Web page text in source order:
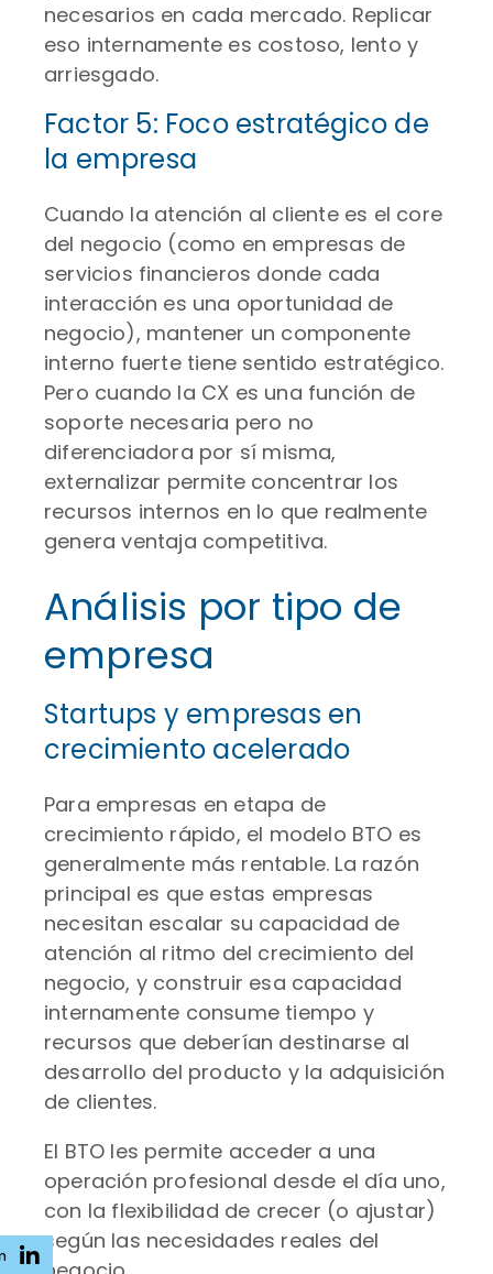
necesarios en cada mercado. Replicar
eso internamente es costoso, lento y
arriesgado.
Factor 5: Foco estratégico de
la empresa
Cuando la atención al cliente es el core
del negocio (como en empresas de
servicios financieros donde cada
interacción es una oportunidad de
negocio), mantener un componente
interno fuerte tiene sentido estratégico.
Pero cuando la CX es una función de
soporte necesaria pero no
diferenciadora por sí misma,
externalizar permite concentrar los
recursos internos en lo que realmente
genera ventaja competitiva.
Análisis por tipo de
empresa
Startups y empresas en
crecimiento acelerado
Para empresas en etapa de
crecimiento rápido, el modelo BTO es
generalmente más rentable. La razón
principal es que estas empresas
necesitan escalar su capacidad de
atención al ritmo del crecimiento del
negocio, y construir esa capacidad
internamente consume tiempo y
recursos que deberían destinarse al
desarrollo del producto y la adquisición
de clientes.
El BTO les permite acceder a una
operación profesional desde el día uno,
con la flexibilidad de crecer (o ajustar)
según las necesidades reales del